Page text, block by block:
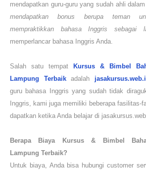
mendapatkan guru-guru yang sudah ahli
mendapatkan bonus berupa teman
mempraktikkan bahasa Inggris sebagai
memperlancar bahasa Inggris Anda.
Salah satu tempat
Kursus & Bimbel
Lampung
Terbaikadalah
guru bahasa Inggris yang sudah tidak
Inggris, kami juga memiliki beberapa fasilitas-
dapatkan ketika Anda belajar di
Berapa Biaya Kursus & Bimbel
Lampung Terbaik?
Untuk biaya, Anda bisa hubungi customer